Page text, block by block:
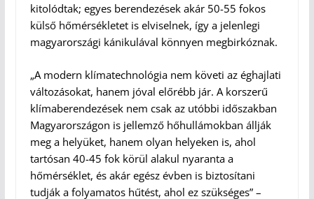
kitolódtak; egyes berendezések akár 50-55 fokos
külső hőmérsékletet is elviselnek, így a jelenlegi
magyarországi kánikulával könnyen megbirkóznak.
„A modern klímatechnológia nem követi az éghajlati
változásokat, hanem jóval előrébb jár. A korszerű
klímaberendezések nem csak az utóbbi időszakban
Magyarországon is jellemző hőhullámokban állják
meg a helyüket, hanem olyan helyeken is, ahol
tartósan 40-45 fok körül alakul nyaranta a
hőmérséklet, és akár egész évben is biztosítani
tudják a folyamatos hűtést, ahol ez szükséges” –